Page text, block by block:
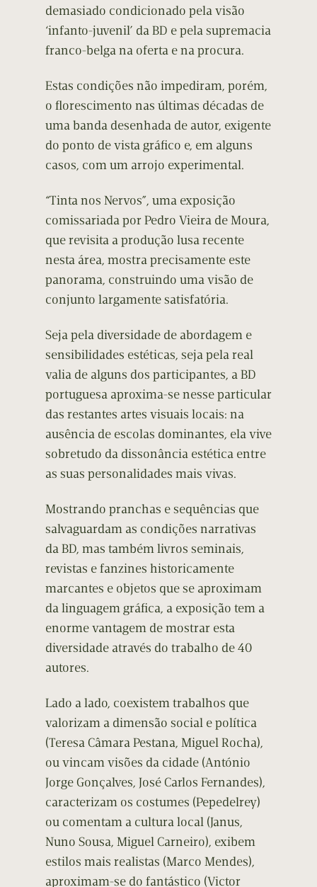
demasiado condicionado pela visão
‘infanto-juvenil’ da BD e pela supremacia
franco-belga na oferta e na procura.
Estas condições não impediram, porém,
o florescimento nas últimas décadas de
uma banda desenhada de autor, exigente
do ponto de vista gráfico e, em alguns
casos, com um arrojo experimental.
“Tinta nos Nervos”, uma exposição
comissariada por Pedro Vieira de Moura,
que revisita a produção lusa recente
nesta área, mostra precisamente este
panorama, construindo uma visão de
conjunto largamente satisfatória.
Seja pela diversidade de abordagem e
sensibilidades estéticas, seja pela real
valia de alguns dos participantes, a BD
portuguesa aproxima-se nesse particular
das restantes artes visuais locais: na
ausência de escolas dominantes, ela vive
sobretudo da dissonância estética entre
as suas personalidades mais vivas.
Mostrando pranchas e sequências que
salvaguardam as condições narrativas
da BD, mas também livros seminais,
revistas e fanzines historicamente
marcantes e objetos que se aproximam
da linguagem gráfica, a exposição tem a
enorme vantagem de mostrar esta
diversidade através do trabalho de 40
autores.
Lado a lado, coexistem trabalhos que
valorizam a dimensão social e política
(Teresa Câmara Pestana, Miguel Rocha),
ou vincam visões da cidade (António
Jorge Gonçalves, José Carlos Fernandes),
caracterizam os costumes (Pepedelrey)
ou comentam a cultura local (Janus,
Nuno Sousa, Miguel Carneiro), exibem
estilos mais realistas (Marco Mendes),
aproximam-se do fantástico (Victor